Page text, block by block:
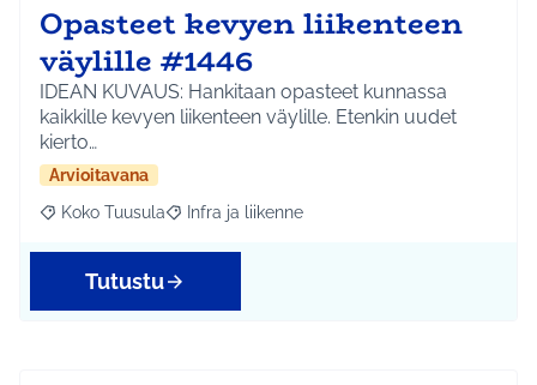
Opasteet kevyen liikenteen
väylille #1446
IDEAN KUVAUS: Hankitaan opasteet kunnassa
kaikkille kevyen liikenteen väylille. Etenkin uudet
kierto…
Arvioitavana
Rajaa tulokset aihepiirin mukaan: Koko Tuusula
Koko Tuusula Rajaa tulokset teeman mukaan: Infra ja liikenne
Infra ja liikenne
Tutustu